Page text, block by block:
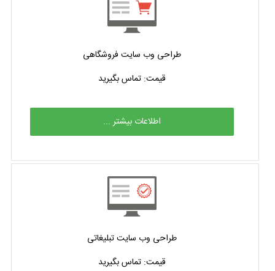
طراحی وب سایت فروشگاهی
قیمت: تماس بگیرید
اطلاعات بیشتر ...
طراحی وب سایت تبلیغاتی
قیمت: تماس بگیرید